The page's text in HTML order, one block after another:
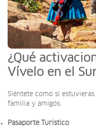
¿Qué
Vívelo en el
Siéntete como si
familia y amigos.
Pasaporte Turístico